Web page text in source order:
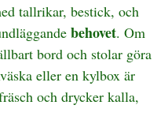
tallrikar, bestick, och
behovet. Om
bord och stolar göra
eller en kylbox är
och drycker kalla,